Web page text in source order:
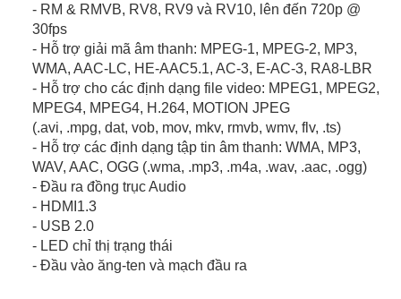
- RM & RMVB, RV8, RV9 và RV10, lên đến 720p @
30fps
- Hỗ trợ giải mã âm thanh: MPEG-1, MPEG-2, MP3,
WMA, AAC-LC, HE-AAC5.1, AC-3, E-AC-3, RA8-LBR
- Hỗ trợ cho các định dạng file video: MPEG1, MPEG2,
MPEG4, MPEG4, H.264, MOTION JPEG
(.avi, .mpg, dat, vob, mov, mkv, rmvb, wmv, flv, .ts)
- Hỗ trợ các định dạng tập tin âm thanh: WMA, MP3,
WAV, AAC, OGG (.wma, .mp3, .m4a, .wav, .aac, .ogg)
- Đầu ra đồng trục Audio
- HDMI1.3
- USB 2.0
- LED chỉ thị trạng thái
- Đầu vào ăng-ten và mạch đầu ra